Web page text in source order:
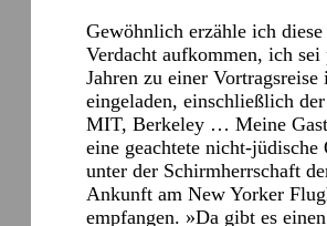
Gewöhnlich erzähle ich
Verdacht aufkommen, ich
Jahren zu einer
eingeladen, einschließlich
MIT, Berkeley … Meine
eine geachtete nicht-
unter der Schirmherrschaft
Ankunft am New Yorker
empfangen. »Da gibt es